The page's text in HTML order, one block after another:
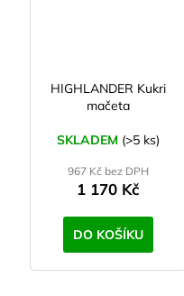
HIGHLANDER Kukri
mačeta
SKLADEM (>5 ks)
967 Kč bez DPH
1 170 Kč
DO KOŠÍKU